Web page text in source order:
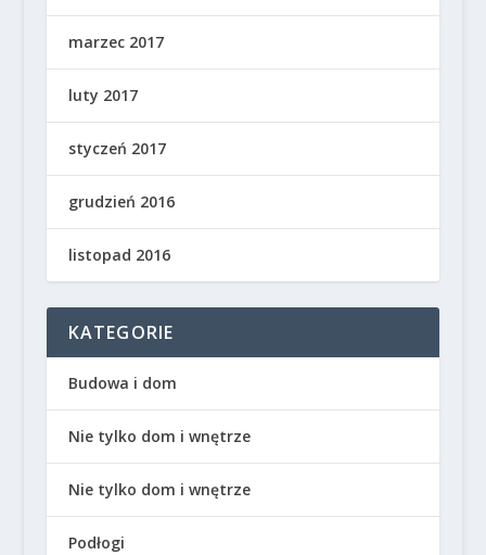
marzec 2017
luty 2017
styczeń 2017
grudzień 2016
listopad 2016
KATEGORIE
Budowa i dom
Nie tylko dom i wnętrze
Nie tylko dom i wnętrze
Podłogi